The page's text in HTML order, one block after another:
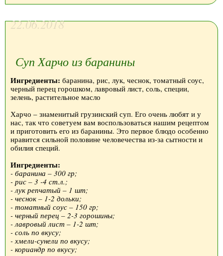
22.06.2018
Суп Харчо из баранины
Ингредиенты: баранина, рис, лук, чеснок, томатный соус,
черный перец горошком, лавровый лист, соль, специи,
зелень, растительное масло
Харчо – знаменитый грузинский суп. Его очень любят и у
нас, так что советуем вам воспользоваться нашим рецептом
и приготовить его из баранины. Это первое блюдо особенно
нравится сильной половине человечества из-за сытности и
обилия специй.
Ингредиенты:
- баранина – 300 гр;
- рис – 3 -4 ст.л.;
- лук репчатый – 1 шт;
- чеснок – 1-2 дольки;
- томатный соус – 150 гр;
- черный перец – 2-3 горошины;
- лавровый лист – 1-2 шт;
- соль по вкусу;
- хмели-сунели по вкусу;
- кориандр по вкусу;